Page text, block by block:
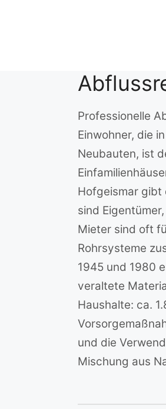
Professionelle
Einwohner, die
Neubauten, ist
Hofgeismar gibt
sind
Mieter sind oft
Rohrsysteme
1945 und 1980
veraltete
Haushalte: ca.
und die
Mischung aus